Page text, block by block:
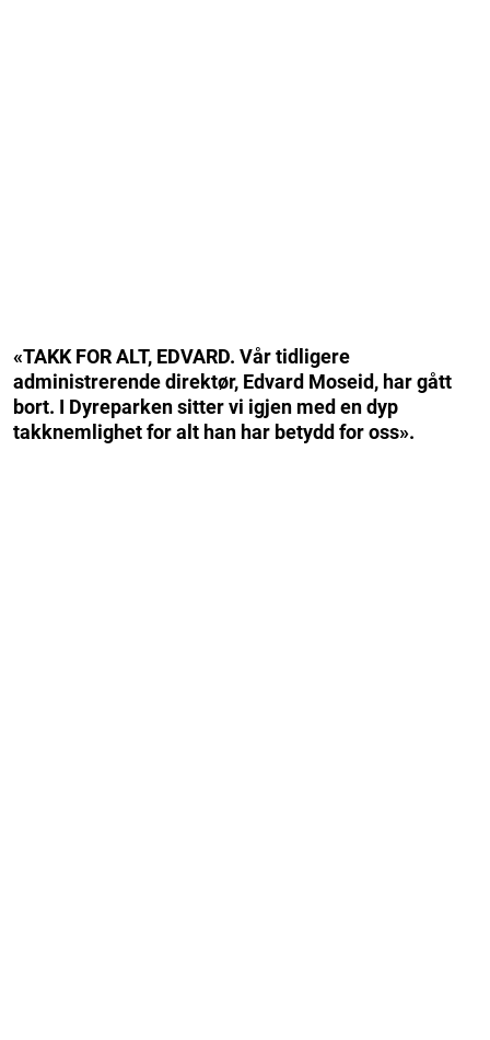
«TAKK FOR ALT, EDVARD. Vår tidligere
administrerende direktør, Edvard Moseid, har gått
bort. I Dyreparken sitter vi igjen med en dyp
takknemlighet for alt han har betydd for oss».